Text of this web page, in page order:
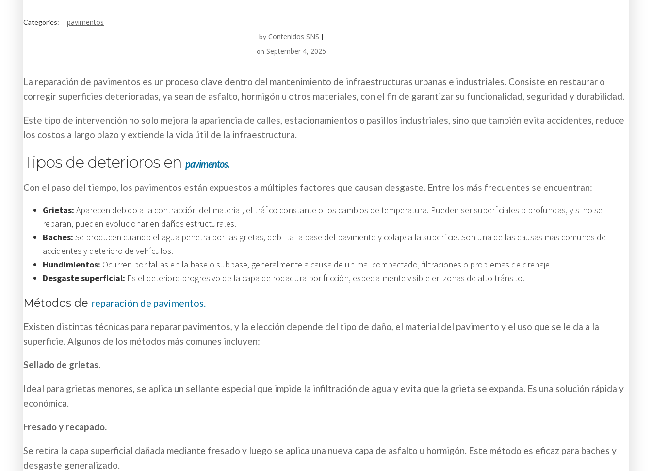
Categories: pavimentos
by Contenidos SNS |
on September 4, 2025
La reparación de pavimentos es un proceso clave dentro del mantenimiento de infraestructuras urbanas e industriales. Consiste en restaurar o
corregir superficies deterioradas, ya sean de asfalto, hormigón u otros materiales, con el fin de garantizar su funcionalidad, seguridad y durabilidad.
Este tipo de intervención no solo mejora la apariencia de calles, estacionamientos o pasillos industriales, sino que también evita accidentes, reduce
los costos a largo plazo y extiende la vida útil de la infraestructura.
Tipos de deterioros en pavimentos.
Con el paso del tiempo, los pavimentos están expuestos a múltiples factores que causan desgaste. Entre los más frecuentes se encuentran:
Grietas: Aparecen debido a la contracción del material, el tráfico constante o los cambios de temperatura. Pueden ser superficiales o profundas, y si no se
reparan, pueden evolucionar en daños estructurales.
Baches: Se producen cuando el agua penetra por las grietas, debilita la base del pavimento y colapsa la superficie. Son una de las causas más comunes de
accidentes y deterioro de vehículos.
Hundimientos: Ocurren por fallas en la base o subbase, generalmente a causa de un mal compactado, filtraciones o problemas de drenaje.
Desgaste superficial: Es el deterioro progresivo de la capa de rodadura por fricción, especialmente visible en zonas de alto tránsito.
Métodos de reparación de pavimentos.
Existen distintas técnicas para reparar pavimentos, y la elección depende del tipo de daño, el material del pavimento y el uso que se le da a la
superficie. Algunos de los métodos más comunes incluyen:
Sellado de grietas.
Ideal para grietas menores, se aplica un sellante especial que impide la infiltración de agua y evita que la grieta se expanda. Es una solución rápida y
económica.
Fresado y recapado.
Se retira la capa superficial dañada mediante fresado y luego se aplica una nueva capa de asfalto u hormigón. Este método es eficaz para baches y
desgaste generalizado.